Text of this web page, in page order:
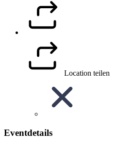
Location teilen
Eventdetails